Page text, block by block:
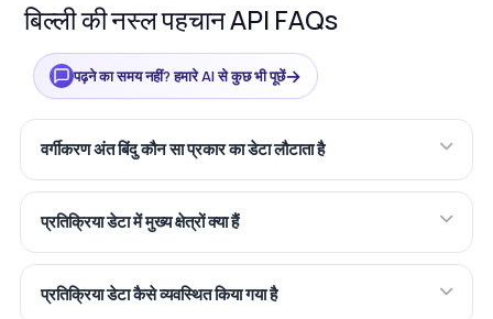
बिल्ली की नस्ल पहचान API FAQs
पढ़ने का समय नहीं? हमारे AI से कुछ भी पूछें→
वर्गीकरण अंत बिंदु कौन सा प्रकार का डेटा लौटाता है
प्रतिक्रिया डेटा में मुख्य क्षेत्रों क्या हैं
प्रतिक्रिया डेटा कैसे व्यवस्थित किया गया है